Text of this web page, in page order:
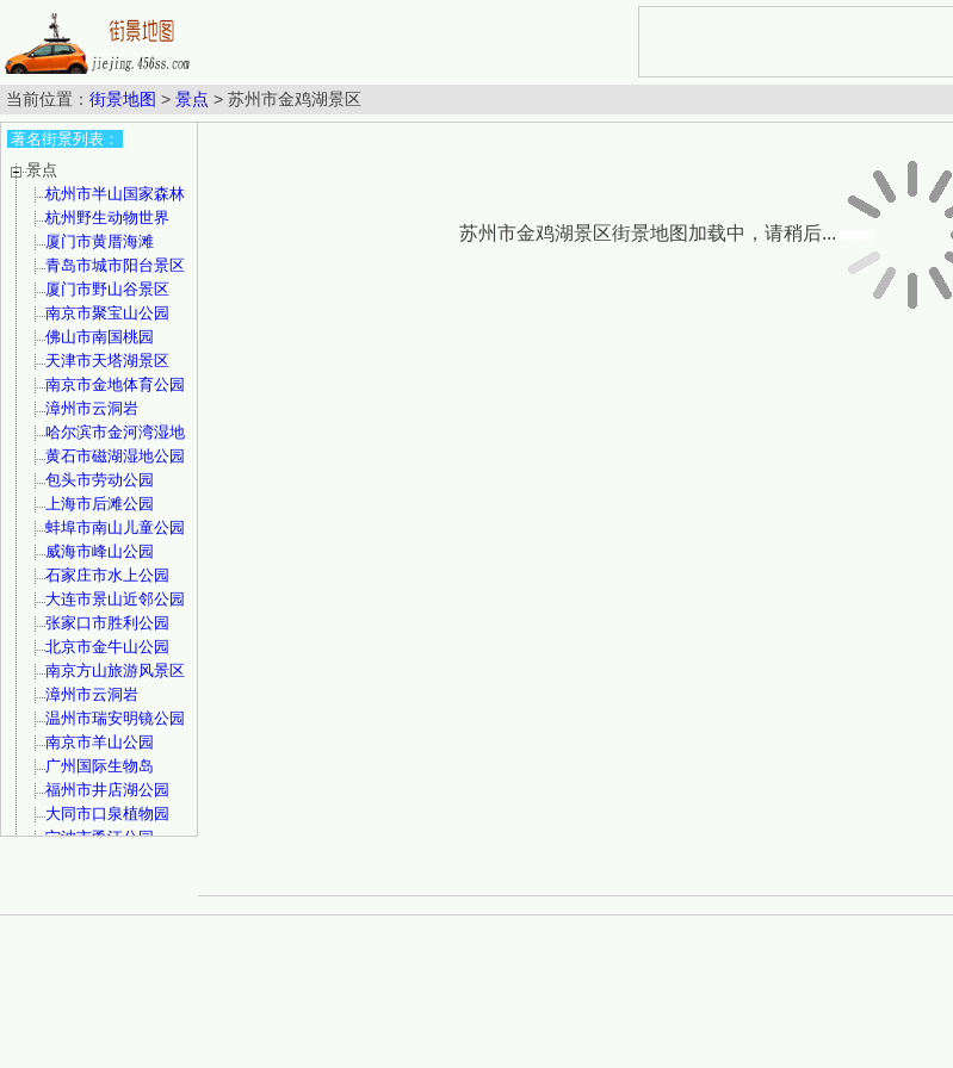
当前位置： 街景地图 > 景点 > 苏州市金鸡湖景区
著名街景列表：
景点
杭州市半山国家森林
公园
杭州野生动物世界
厦门市黄厝海滩
青岛市城市阳台景区
厦门市野山谷景区
南京市聚宝山公园
佛山市南国桃园
天津市天塔湖景区
南京市金地体育公园
漳州市云洞岩
哈尔滨市金河湾湿地
植物园
黄石市磁湖湿地公园
包头市劳动公园
上海市后滩公园
蚌埠市南山儿童公园
威海市峰山公园
石家庄市水上公园
大连市景山近邻公园
张家口市胜利公园
北京市金牛山公园
南京方山旅游风景区
漳州市云洞岩
温州市瑞安明镜公园
南京市羊山公园
广州国际生物岛
福州市井店湖公园
大同市口泉植物园
宁波市甬江公园
苏州市金鸡湖景区街景地图加载中，请稍后...